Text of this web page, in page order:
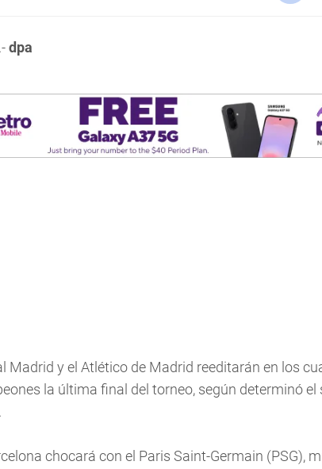
dpa
Madrid y el Atlético de Madrid reeditarán en los
la última final del torneo, según determinó el
chocará con el Paris Saint-Germain (PSG),